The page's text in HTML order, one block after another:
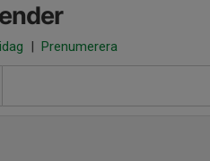
| Prenumerera